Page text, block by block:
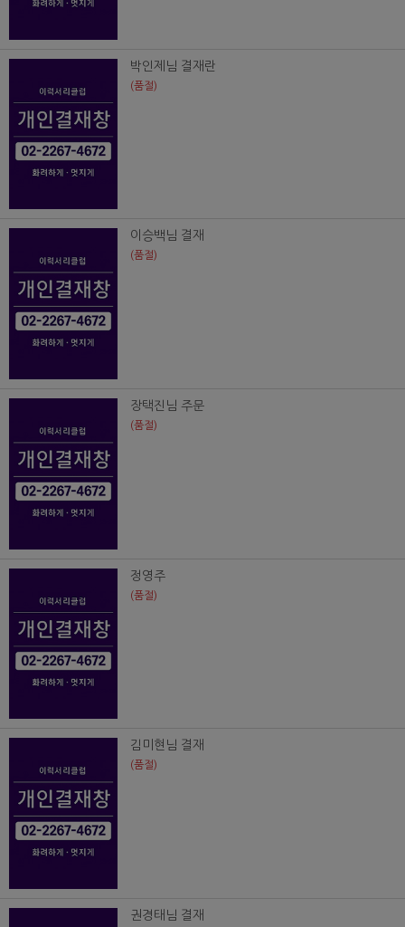
박인제님 결재란
(품절)
이승백님 결재
(품절)
장택진님 주문
(품절)
정영주
(품절)
김미현님 결재
(품절)
권경태님 결재